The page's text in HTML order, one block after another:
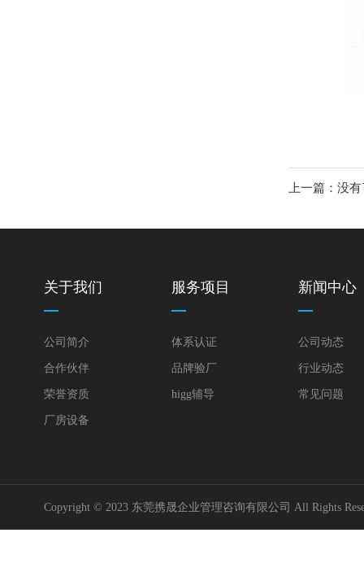
上一篇：没有
关于我们
公司简介
合作伙伴
荣誉资质
厂房设备
服务项目
体系认证
品牌验厂
higg辅导
新闻中心
公司动态
行业动态
常见问题
Copyright © 2023 东莞携晟企业管理咨询有限公司 All Rights